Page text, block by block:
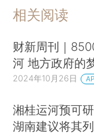
相关阅读
财新周刊｜
河 地方政府的
2024年10月26日
湘桂运河预可
湖南建议将其